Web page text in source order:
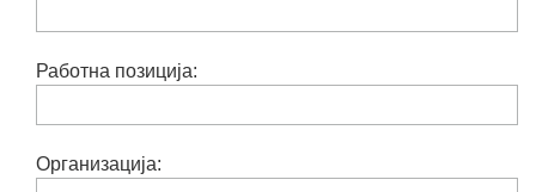
Работна позиција:
Организација: